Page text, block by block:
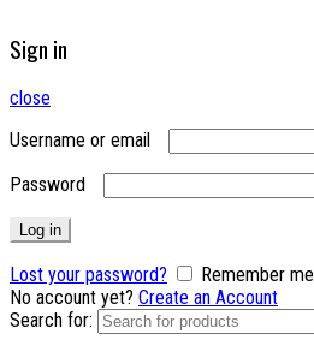
Sign in
close
Username or email
Password
Log in
Lost your password?
Remember me
No account yet? Create an Account
Search for: